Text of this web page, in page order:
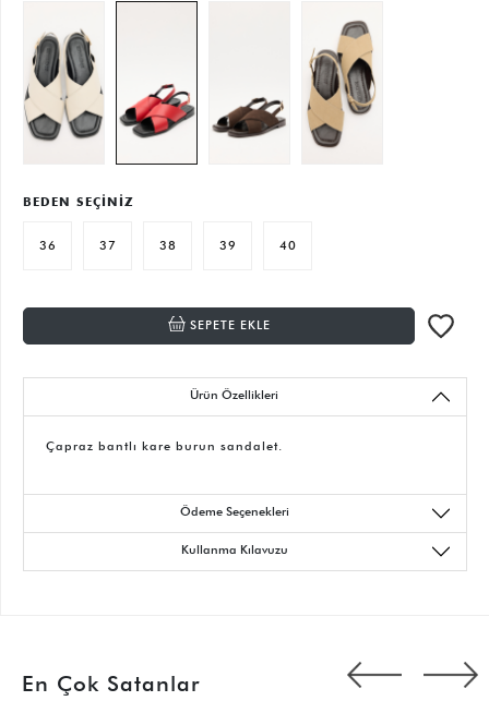
BEDEN SEÇİNİZ
36 37 38 39 40
SEPETE EKLE
Ürün Özellikleri
Çapraz bantlı kare burun sandalet.
Ödeme Seçenekleri
Kullanma Kılavuzu
En Çok Satanlar